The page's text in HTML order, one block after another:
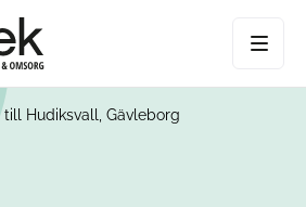
Hudiksvall, Gävleborg